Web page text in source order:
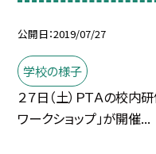
公開日 2019/07/27
学校の様子
２７日（土）ＰＴＡの校
ワークショップ」が開催...